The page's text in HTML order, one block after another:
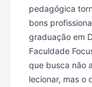
pedagógica
bons
graduação em
Faculdade
que busca não
lecionar, mas o